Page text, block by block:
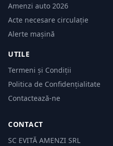
Amenzi auto 2026
Acte necesare circulație
Alerte mașină
UTILE
Termeni și Condiții
Politica de Confidențialitate
Contactează-ne
CONTACT
SC EVITĂ AMENZI SRL